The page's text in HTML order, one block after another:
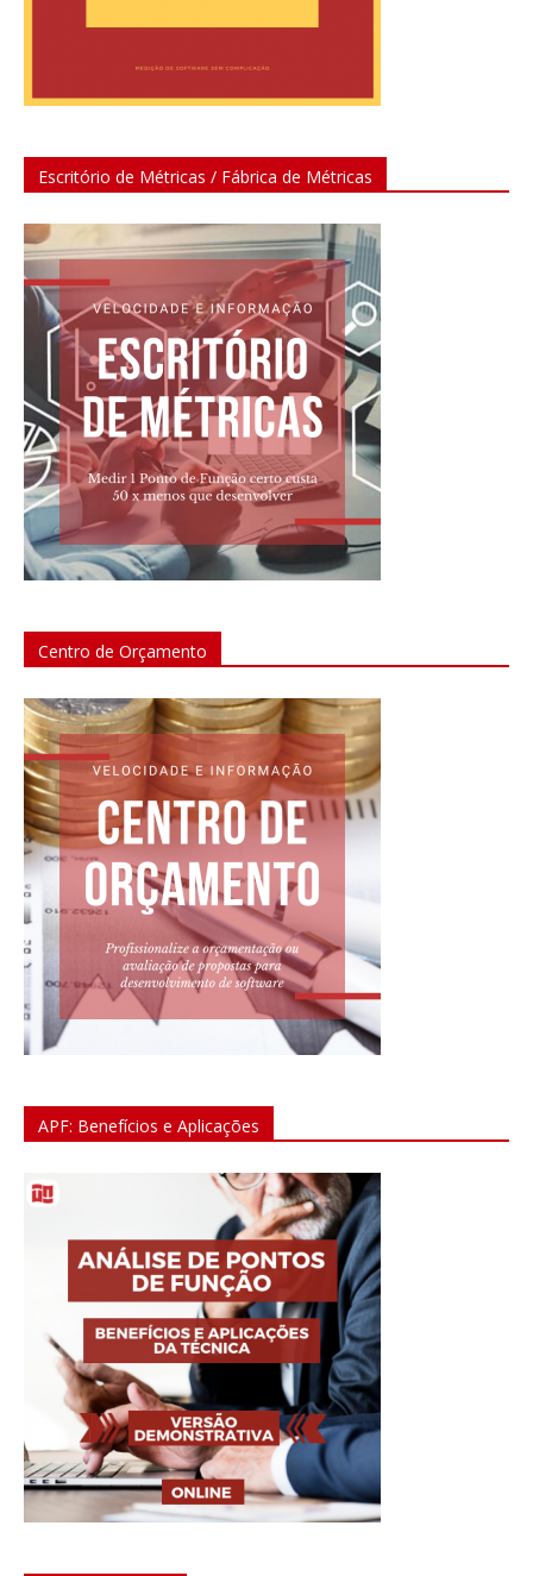
Escritório de Métricas / Fábrica de Métricas
Centro de Orçamento
APF: Benefícios e Aplicações